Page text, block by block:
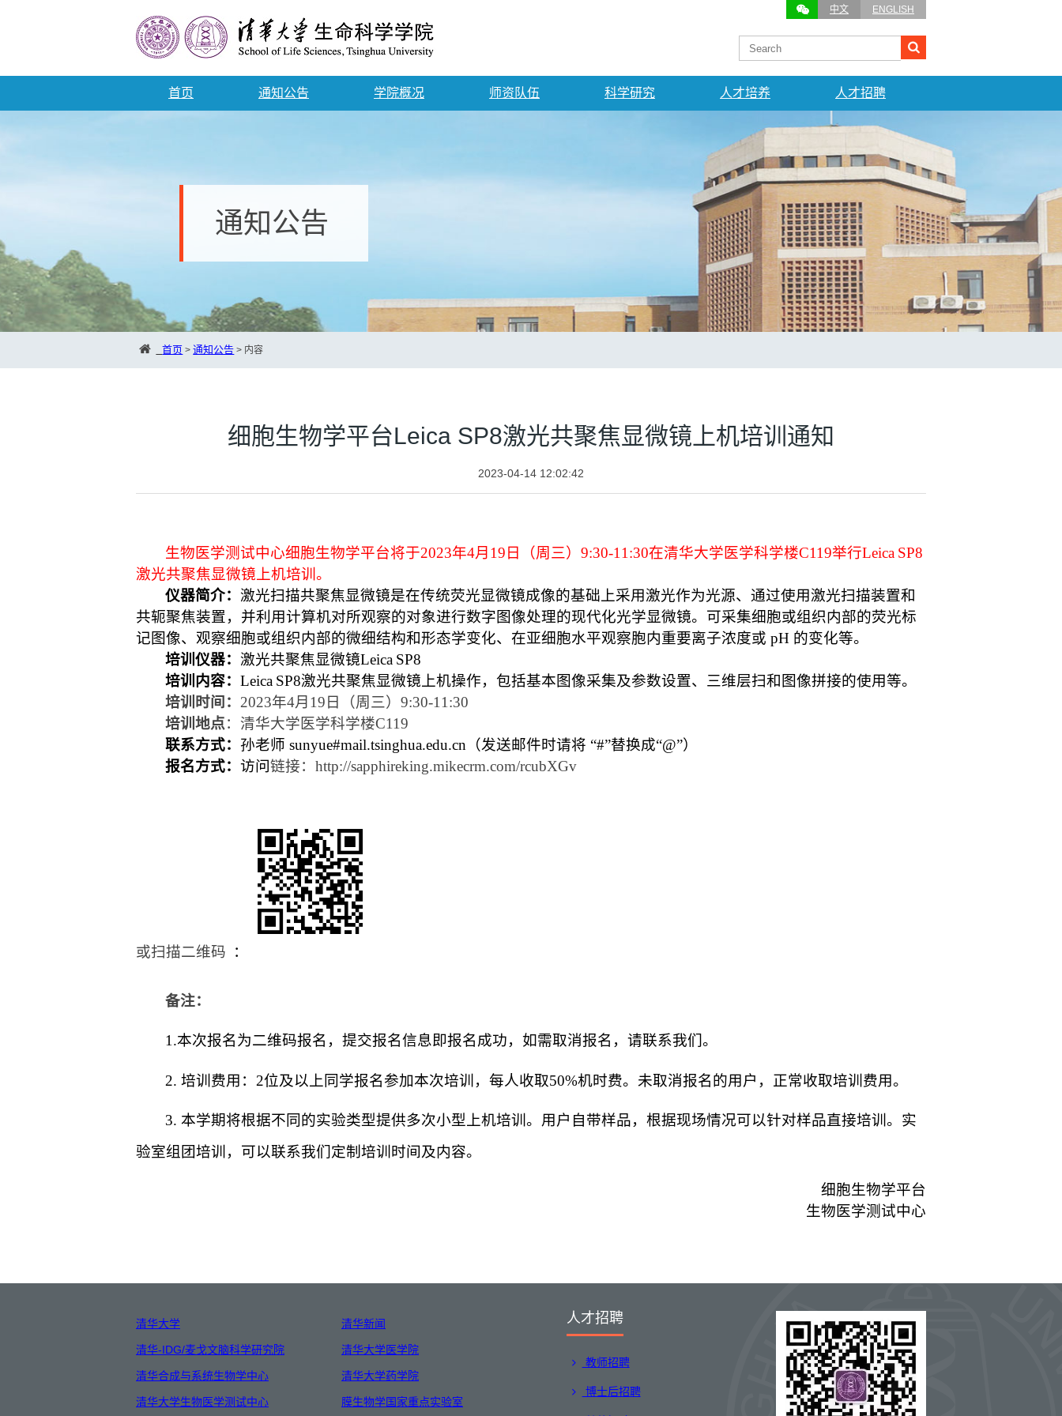
中文 ENGLISH
首页 通知公告 学院概况 师资队伍 科学研究 人才培养 人才招聘
通知公告
首页 > 通知公告 > 内容
细胞生物学平台Leica SP8激光共聚焦显微镜上机培训通知
2023-04-14 12:02:42
生物医学测试中心细胞生物学平台将于2023年4月19日（周三）9:30-11:30在清华大学医学科学楼C119举行Leica SP8
激光共聚焦显微镜上机培训。
仪器简介：激光扫描共聚焦显微镜是在传统荧光显微镜成像的基础上采用激光作为光源、通过使用激光扫描装置和
共轭聚焦装置，并利用计算机对所观察的对象进行数字图像处理的现代化光学显微镜。可采集细胞或组织内部的荧光标
记图像、观察细胞或组织内部的微细结构和形态学变化、在亚细胞水平观察胞内重要离子浓度或 pH 的变化等。
培训仪器：激光共聚焦显微镜Leica SP8
培训内容：Leica SP8激光共聚焦显微镜上机操作，包括基本图像采集及参数设置、三维层扫和图像拼接的使用等。
培训时间： 2023年4月19日（周三）9:30-1 1 :30
培训地点：清华大学医学科学楼C119
联系方式：孙老师 sunyue#mail.tsinghua.edu.cn （发送邮件时请将 “#”替换成“@”）
报名方式：访问链接：http://sapphireking.mikecrm.com/rcubXGv
或扫描二维码 ：
备注：
1.本次报名为二维码报名，提交报名信息即报名成功，如需取消报名，请联系我们。
2. 培训费用：2位及以上同学报名参加本次培训，每人收取50%机时费。未取消报名的用户，正常收取培训费用。
3. 本学期将根据不同的实验类型提供多次小型上机培训。用户自带样品，根据现场情况可以针对样品直接培训。实
验室组团培训，可以联系我们定制培训时间及内容。
细胞生物学平台
生物医学测试中心
人才招聘
教师招聘
博士后招聘
清华大学 清华新闻
清华-IDG/麦戈文脑科学研究院 清华大学医学院
清华合成与系统生物学中心 清华大学药学院
清华大学生物医学测试中心 膜生物学国家重点实验室